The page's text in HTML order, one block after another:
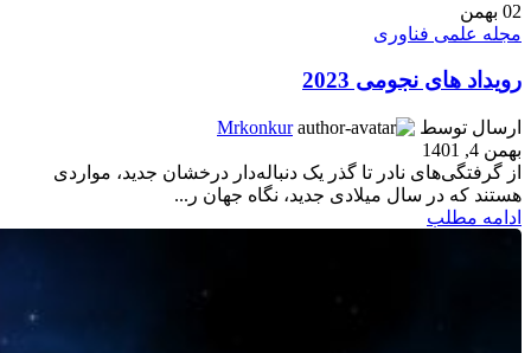
02 بهمن
مجله علمی فناوری
رویداد های نجومی 2023
ارسال توسط
Mrkonkur
بهمن 4, 1401
از گرفتگی‌های نادر تا گذر یک دنباله‌دار درخشان جدید، مواردی
هستند که در سال میلادی جدید، نگاه جهان ر...
ادامه مطلب